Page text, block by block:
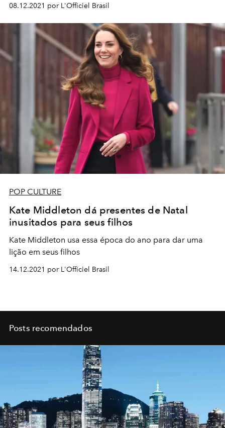
08.12.2021 por L'Officiel Brasil
POP CULTURE
Kate Middleton dá presentes de Natal
inusitados para seus filhos
Kate Middleton usa essa época do ano para dar uma
lição em seus filhos
14.12.2021 por L'Officiel Brasil
Posts recomendados